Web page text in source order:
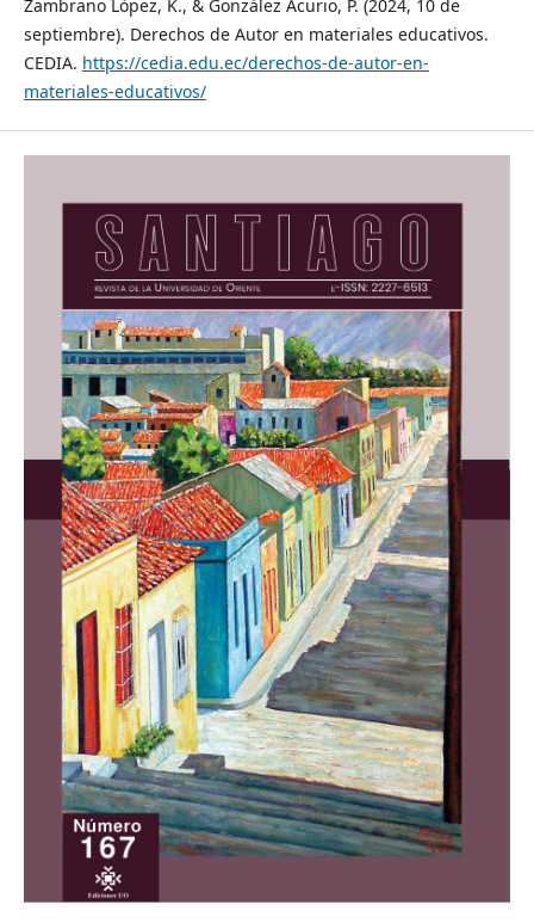
Zambrano López, K., & González Acurio, P. (2024, 10 de
septiembre). Derechos de Autor en materiales educativos.
CEDIA. https://cedia.edu.ec/derechos-de-autor-en-
materiales-educativos/